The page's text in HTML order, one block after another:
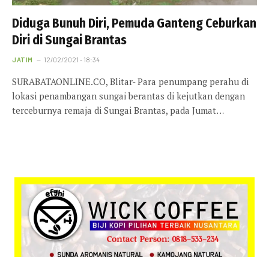
Diduga Bunuh Diri, Pemuda Ganteng Ceburkan
Diri di Sungai Brantas
JATIM 12/02/2021 - 18:34
SURABATAONLINE.CO, Blitar- Para penumpang perahu di
lokasi penambangan sungai berantas di kejutkan dengan
terceburnya remaja di Sungai Brantas, pada Jumat…